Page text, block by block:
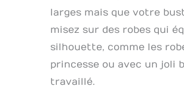
larges mais que votre
misez sur des robes qui
silhouette, comme les
princesse ou avec un joli
travaillé.